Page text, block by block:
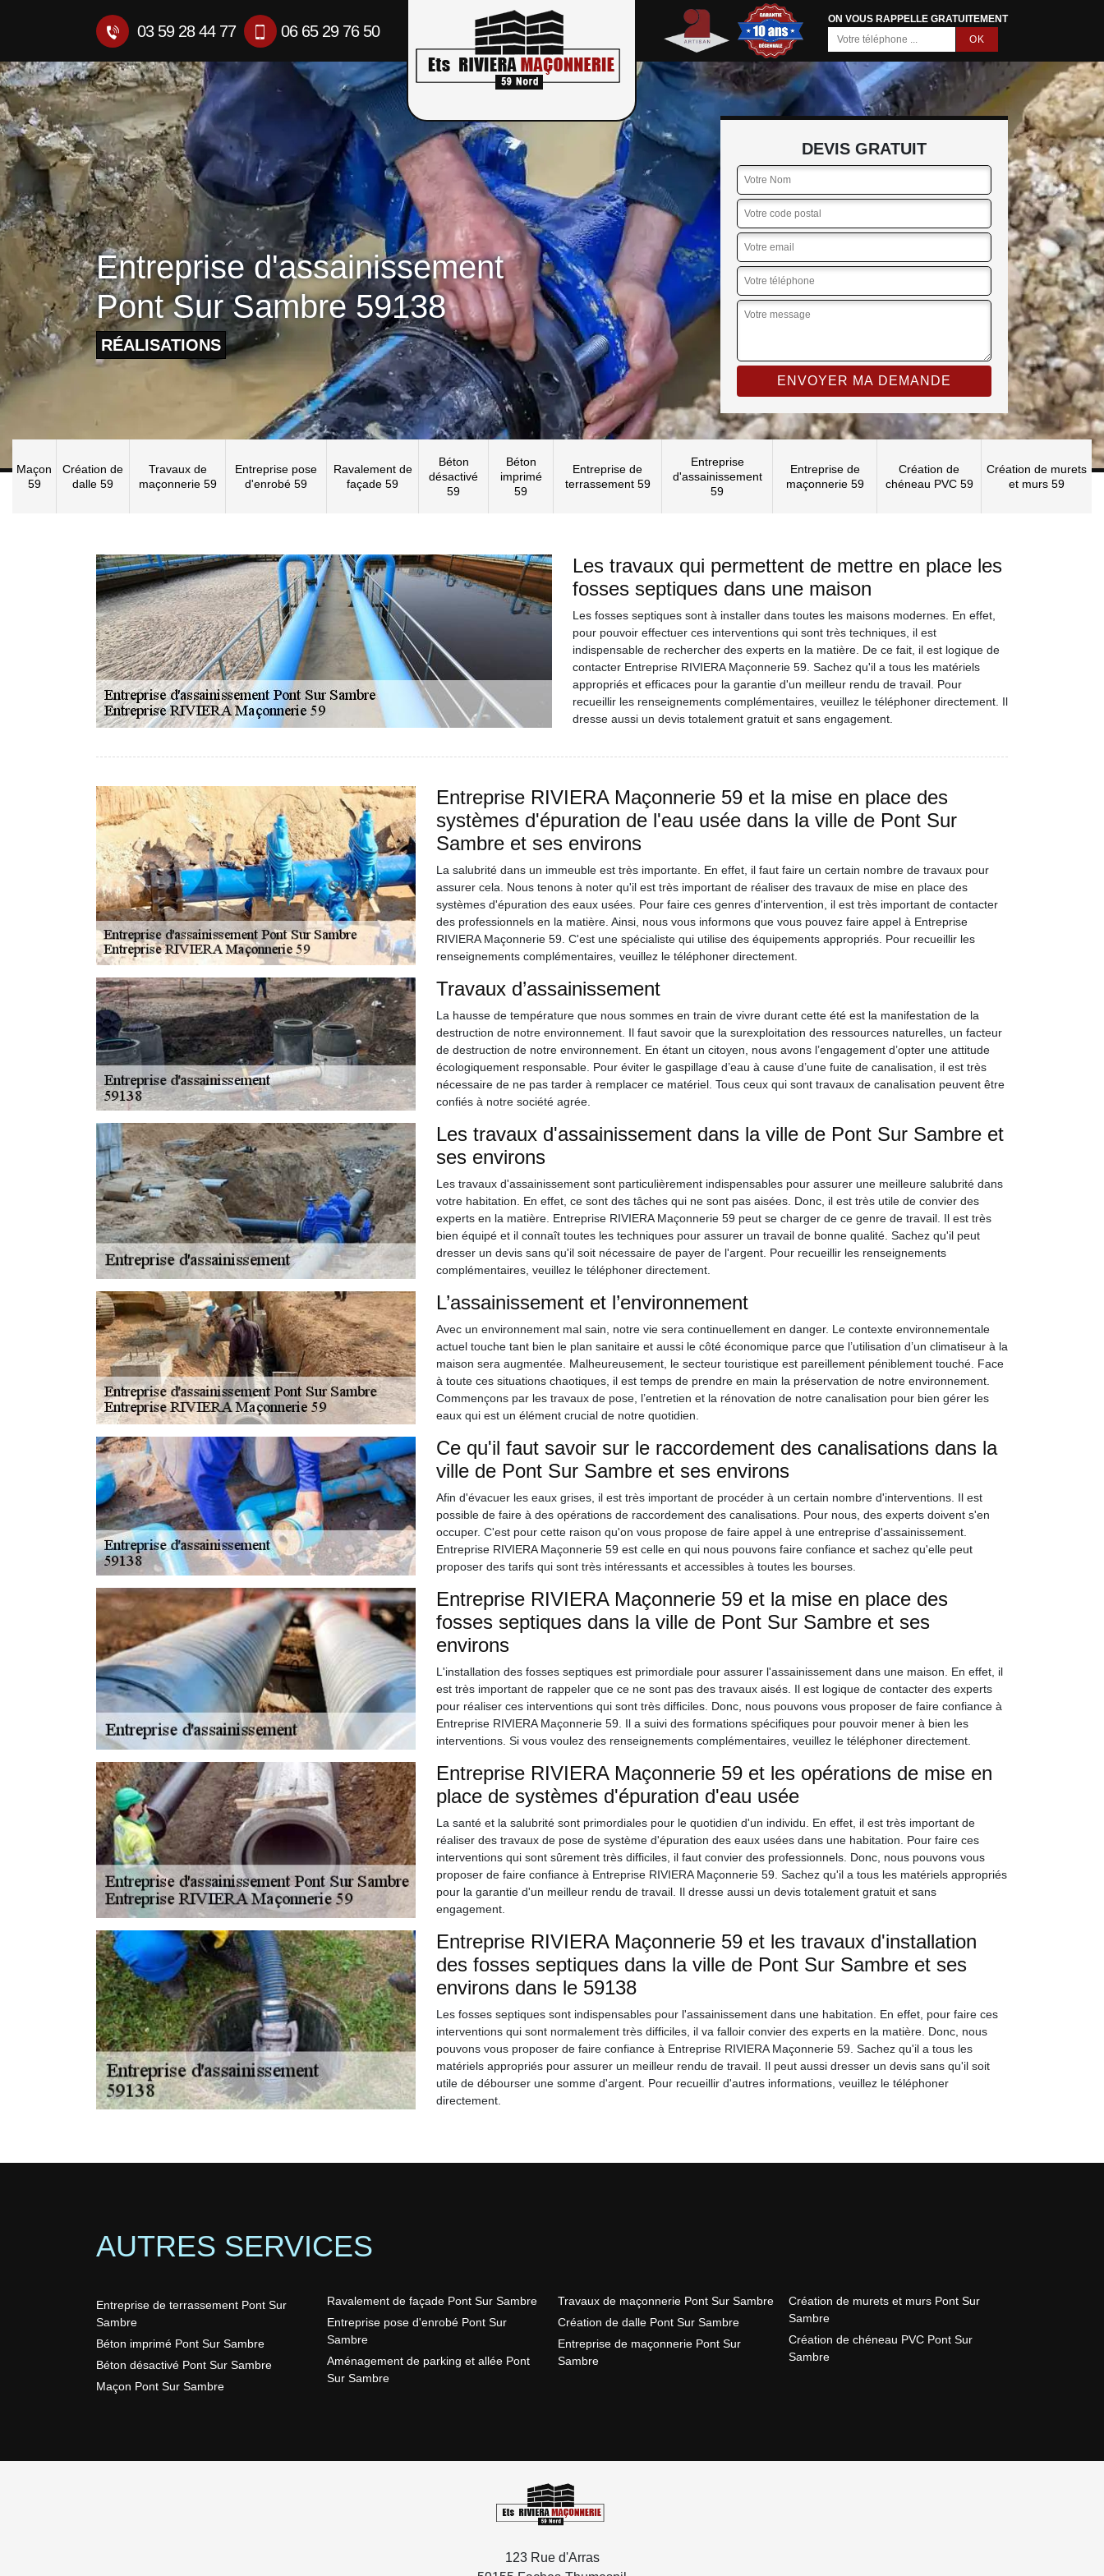
03 59 28 44 77 06 65 29 76 50
ON VOUS RAPPELLE GRATUITEMENT
Entreprise d'assainissement
Pont Sur Sambre 59138
RÉALISATIONS
DEVIS GRATUIT
Maçon
59
Création de
dalle 59
Travaux de
maçonnerie 59
Entreprise pose
d'enrobé 59
Ravalement de
façade 59
Béton
désactivé
59
Béton
imprimé
59
Entreprise de
terrassement 59
Entreprise
d'assainissement
59
Entreprise de
maçonnerie 59
Création de
chéneau PVC 59
Création de murets
et murs 59
Les travaux qui permettent de mettre en place les
fosses septiques dans une maison
Les fosses septiques sont à installer dans toutes les maisons modernes. En effet,
pour pouvoir effectuer ces interventions qui sont très techniques, il est
indispensable de rechercher des experts en la matière. De ce fait, il est logique de
contacter Entreprise RIVIERA Maçonnerie 59. Sachez qu'il a tous les matériels
appropriés et efficaces pour la garantie d'un meilleur rendu de travail. Pour
recueillir les renseignements complémentaires, veuillez le téléphoner directement. Il
dresse aussi un devis totalement gratuit et sans engagement.
Entreprise RIVIERA Maçonnerie 59 et la mise en place des
systèmes d'épuration de l'eau usée dans la ville de Pont Sur
Sambre et ses environs
La salubrité dans un immeuble est très importante. En effet, il faut faire un certain nombre de travaux pour
assurer cela. Nous tenons à noter qu'il est très important de réaliser des travaux de mise en place des
systèmes d'épuration des eaux usées. Pour faire ces genres d'intervention, il est très important de contacter
des professionnels en la matière. Ainsi, nous vous informons que vous pouvez faire appel à Entreprise
RIVIERA Maçonnerie 59. C'est une spécialiste qui utilise des équipements appropriés. Pour recueillir les
renseignements complémentaires, veuillez le téléphoner directement.
Travaux d’assainissement
La hausse de température que nous sommes en train de vivre durant cette été est la manifestation de la
destruction de notre environnement. Il faut savoir que la surexploitation des ressources naturelles, un facteur
de destruction de notre environnement. En étant un citoyen, nous avons l’engagement d’opter une attitude
écologiquement responsable. Pour éviter le gaspillage d’eau à cause d’une fuite de canalisation, il est très
nécessaire de ne pas tarder à remplacer ce matériel. Tous ceux qui sont travaux de canalisation peuvent être
confiés à notre société agrée.
Les travaux d'assainissement dans la ville de Pont Sur Sambre et
ses environs
Les travaux d'assainissement sont particulièrement indispensables pour assurer une meilleure salubrité dans
votre habitation. En effet, ce sont des tâches qui ne sont pas aisées. Donc, il est très utile de convier des
experts en la matière. Entreprise RIVIERA Maçonnerie 59 peut se charger de ce genre de travail. Il est très
bien équipé et il connaît toutes les techniques pour assurer un travail de bonne qualité. Sachez qu'il peut
dresser un devis sans qu'il soit nécessaire de payer de l'argent. Pour recueillir les renseignements
complémentaires, veuillez le téléphoner directement.
L’assainissement et l’environnement
Avec un environnement mal sain, notre vie sera continuellement en danger. Le contexte environnementale
actuel touche tant bien le plan sanitaire et aussi le côté économique parce que l’utilisation d’un climatiseur à la
maison sera augmentée. Malheureusement, le secteur touristique est pareillement péniblement touché. Face
à toute ces situations chaotiques, il est temps de prendre en main la préservation de notre environnement.
Commençons par les travaux de pose, l’entretien et la rénovation de notre canalisation pour bien gérer les
eaux qui est un élément crucial de notre quotidien.
Ce qu'il faut savoir sur le raccordement des canalisations dans la
ville de Pont Sur Sambre et ses environs
Afin d'évacuer les eaux grises, il est très important de procéder à un certain nombre d'interventions. Il est
possible de faire à des opérations de raccordement des canalisations. Pour nous, des experts doivent s'en
occuper. C'est pour cette raison qu'on vous propose de faire appel à une entreprise d'assainissement.
Entreprise RIVIERA Maçonnerie 59 est celle en qui nous pouvons faire confiance et sachez qu'elle peut
proposer des tarifs qui sont très intéressants et accessibles à toutes les bourses.
Entreprise RIVIERA Maçonnerie 59 et la mise en place des
fosses septiques dans la ville de Pont Sur Sambre et ses
environs
L'installation des fosses septiques est primordiale pour assurer l'assainissement dans une maison. En effet, il
est très important de rappeler que ce ne sont pas des travaux aisés. Il est logique de contacter des experts
pour réaliser ces interventions qui sont très difficiles. Donc, nous pouvons vous proposer de faire confiance à
Entreprise RIVIERA Maçonnerie 59. Il a suivi des formations spécifiques pour pouvoir mener à bien les
interventions. Si vous voulez des renseignements complémentaires, veuillez le téléphoner directement.
Entreprise RIVIERA Maçonnerie 59 et les opérations de mise en
place de systèmes d'épuration d'eau usée
La santé et la salubrité sont primordiales pour le quotidien d'un individu. En effet, il est très important de
réaliser des travaux de pose de système d'épuration des eaux usées dans une habitation. Pour faire ces
interventions qui sont sûrement très difficiles, il faut convier des professionnels. Donc, nous pouvons vous
proposer de faire confiance à Entreprise RIVIERA Maçonnerie 59. Sachez qu'il a tous les matériels appropriés
pour la garantie d'un meilleur rendu de travail. Il dresse aussi un devis totalement gratuit et sans
engagement.
Entreprise RIVIERA Maçonnerie 59 et les travaux d'installation
des fosses septiques dans la ville de Pont Sur Sambre et ses
environs dans le 59138
Les fosses septiques sont indispensables pour l'assainissement dans une habitation. En effet, pour faire ces
interventions qui sont normalement très difficiles, il va falloir convier des experts en la matière. Donc, nous
pouvons vous proposer de faire confiance à Entreprise RIVIERA Maçonnerie 59. Sachez qu'il a tous les
matériels appropriés pour assurer un meilleur rendu de travail. Il peut aussi dresser un devis sans qu'il soit
utile de débourser une somme d'argent. Pour recueillir d'autres informations, veuillez le téléphoner
directement.
AUTRES SERVICES
Entreprise de terrassement Pont Sur
Sambre
Béton imprimé Pont Sur Sambre
Béton désactivé Pont Sur Sambre
Maçon Pont Sur Sambre
Ravalement de façade Pont Sur Sambre
Entreprise pose d'enrobé Pont Sur
Sambre
Aménagement de parking et allée Pont
Sur Sambre
Travaux de maçonnerie Pont Sur Sambre
Création de dalle Pont Sur Sambre
Entreprise de maçonnerie Pont Sur
Sambre
Création de murets et murs Pont Sur
Sambre
Création de chéneau PVC Pont Sur
Sambre
123 Rue d'Arras